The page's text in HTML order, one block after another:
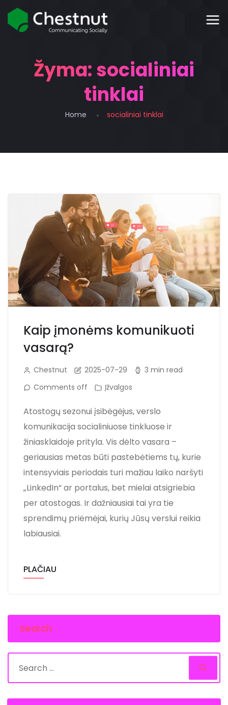
Žyma:socialiniai
tinklai
Home socialiniai tinklai
Kaip įmonėms komunikuoti
vasarą?
Chestnut 2025-07-29
3 min read
Comments off
Įžvalgos
Atostogų sezonui įsibėgėjus, verslo
komunikacija socialiniuose tinkluose ir
žiniasklaidoje prityla. Vis dėlto vasara –
geriausias metas būti pastebėtiems tų, kurie
intensyviais periodais turi mažiau laiko naršyti
„LinkedIn“ ar portalus, bet mielai atsigriebia
per atostogas. Ir dažniausiai tai yra tie
sprendimų priėmėjai, kurių Jūsų verslui reikia
labiausiai.
PLAČIAU
Search